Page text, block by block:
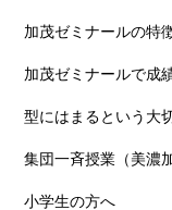
加茂ゼミナールの特
加茂ゼミナールで成
型にはまるという大
集団一斉授業（美濃
小学生の方へ